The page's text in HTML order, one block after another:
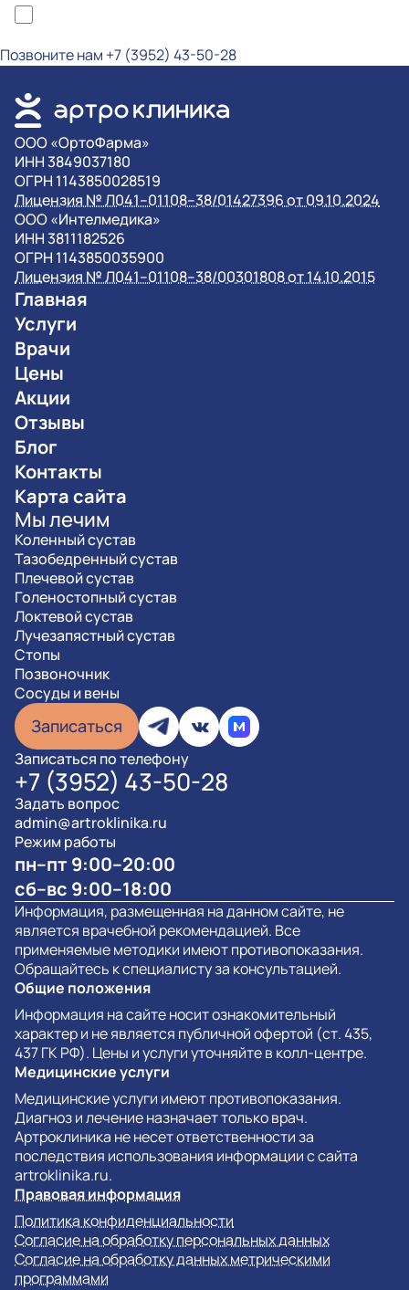
Позвоните нам +7 (3952) 43-50-28
OOO «ОртоФарма»
ИНН 3849037180
ОГРН 1143850028519
Лицензия № Л041–01108–38/01427396 от 09.10.2024
OOO «Интелмедика»
ИНН 3811182526
ОГРН 1143850035900
Лицензия № Л041–01108–38/00301808 от 14.10.2015
Главная
Услуги
Врачи
Цены
Акции
Отзывы
Блог
Контакты
Карта сайта
Мы лечим
Коленный сустав
Тазобедренный сустав
Плечевой сустав
Голеностопный сустав
Локтевой сустав
Лучезапястный сустав
Стопы
Позвоночник
Сосуды и вены
Записаться
Записаться по телефону
+7 (3952) 43-50-28
Задать вопрос
admin@artroklinika.ru
Режим работы
пн–пт 9:00–20:00
сб–вс 9:00–18:00
Информация, размещенная на данном сайте, не
является врачебной рекомендацией. Все
применяемые методики имеют противопоказания.
Обращайтесь к специалисту за консультацией.
Общие положения
Информация на сайте носит ознакомительный
характер и не является публичной офертой (ст. 435,
437 ГК РФ). Цены и услуги уточняйте в колл-центре.
Медицинские услуги
Медицинские услуги имеют противопоказания.
Диагноз и лечение назначает только врач.
Артроклиника не несет ответственности за
последствия использования информации с сайта
artroklinika.ru.
Правовая информация
Политика конфиденциальности
Согласие на обработку персональных данных
Согласие на обработку данных метрическими
программами